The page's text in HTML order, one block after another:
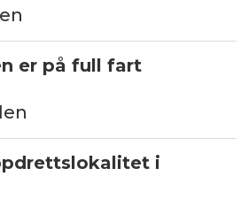
er på full fart
i